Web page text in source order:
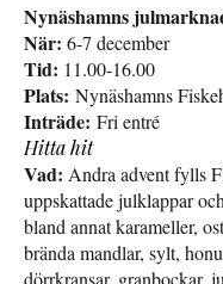
Nynäshamns
När: 6-7 december
Tid: 11.00-16.00
Plats: Nynäshamns
Inträde: Fri entré
Hitta hit
Vad: Andra advent fylls
uppskattade julklappar
bland annat karameller,
brända mandlar, sylt,
dörrkransar, granbockar,